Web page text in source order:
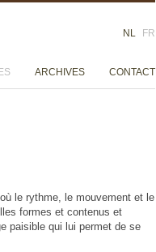
NL FR
ARCHIVES CONTACT
le rythme, le mouvement et le
formes et contenus et
paisible qui lui permet de se